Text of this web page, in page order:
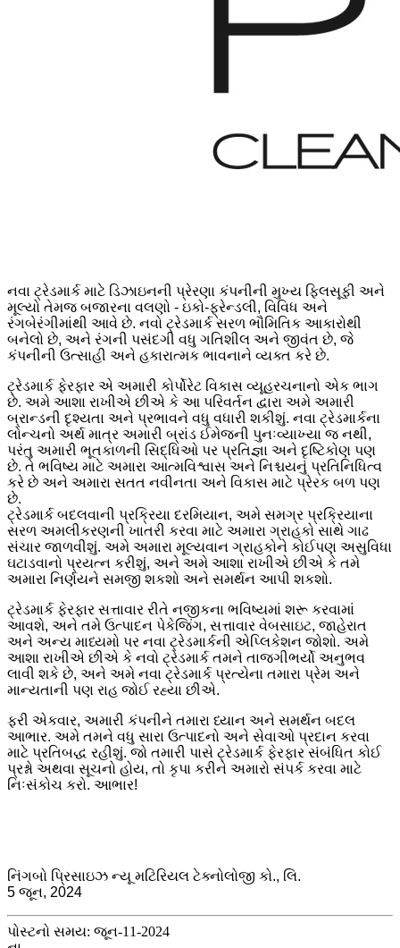
નવા ટ્રેડમાર્ક માટે ડિઝાઇનની પ્રેરણા કંપનીની મુખ્ય ફિલસૂફી અને
મૂલ્યો તેમજ બજારના વલણો - ઇકો-ફ્રેન્ડલી, વિવિધ અને
રંગબેરંગીમાંથી આવે છે. નવો ટ્રેડમાર્ક સરળ ભૌમિતિક આકારોથી
બનેલો છે, અને રંગની પસંદગી વધુ ગતિશીલ અને જીવંત છે, જે
કંપનીની ઉત્સાહી અને હકારાત્મક ભાવનાને વ્યક્ત કરે છે.
ટ્રેડમાર્ક ફેરફાર એ અમારી કોર્પોરેટ વિકાસ વ્યૂહરચનાનો એક ભાગ
છે. અમે આશા રાખીએ છીએ કે આ પરિવર્તન દ્વારા અમે અમારી
બ્રાન્ડની દૃશ્યતા અને પ્રભાવને વધુ વધારી શકીશું. નવા ટ્રેડમાર્કના
લોન્ચનો અર્થ માત્ર અમારી બ્રાંડ ઈમેજની પુનઃવ્યાખ્યા જ નથી,
પરંતુ અમારી ભૂતકાળની સિદ્ધિઓ પર પ્રતિજ્ઞા અને દૃષ્ટિકોણ પણ
છે. તે ભવિષ્ય માટે અમારા આત્મવિશ્વાસ અને નિશ્ચયનું પ્રતિનિધિત્વ
કરે છે અને અમારા સતત નવીનતા અને વિકાસ માટે પ્રેરક બળ પણ
છે.
ટ્રેડમાર્ક બદલવાની પ્રક્રિયા દરમિયાન, અમે સમગ્ર પ્રક્રિયાના
સરળ અમલીકરણની ખાતરી કરવા માટે અમારા ગ્રાહકો સાથે ગાઢ
સંચાર જાળવીશું. અમે અમારા મૂલ્યવાન ગ્રાહકોને કોઈપણ અસુવિધા
ઘટાડવાનો પ્રયત્ન કરીશું, અને અમે આશા રાખીએ છીએ કે તમે
અમારા નિર્ણયને સમજી શકશો અને સમર્થન આપી શકશો.
ટ્રેડમાર્ક ફેરફાર સત્તાવાર રીતે નજીકના ભવિષ્યમાં શરૂ કરવામાં
આવશે, અને તમે ઉત્પાદન પેકેજિંગ, સત્તાવાર વેબસાઇટ, જાહેરાત
અને અન્ય માધ્યમો પર નવા ટ્રેડમાર્કની એપ્લિકેશન જોશો. અમે
આશા રાખીએ છીએ કે નવો ટ્રેડમાર્ક તમને તાજગીભર્યો અનુભવ
લાવી શકે છે, અને અમે નવા ટ્રેડમાર્ક પ્રત્યેના તમારા પ્રેમ અને
માન્યતાની પણ રાહ જોઈ રહ્યા છીએ.
ફરી એકવાર, અમારી કંપનીને તમારા ધ્યાન અને સમર્થન બદલ
આભાર. અમે તમને વધુ સારા ઉત્પાદનો અને સેવાઓ પ્રદાન કરવા
માટે પ્રતિબદ્ધ રહીશું. જો તમારી પાસે ટ્રેડમાર્ક ફેરફાર સંબંધિત કોઈ
પ્રશ્નો અથવા સૂચનો હોય, તો કૃપા કરીને અમારો સંપર્ક કરવા માટે
નિઃસંકોચ કરો. આભાર!
નિંગબો પ્રિસાઇઝ ન્યૂ મટિરિયલ ટેક્નોલોજી કો., લિ.
5 જૂન, 2024
પોસ્ટનો સમય: જૂન-11-2024